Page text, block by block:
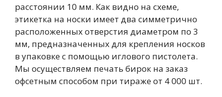
расстоянии 10 мм. Как видно на схеме,
этикетка на носки имеет два симметрично
расположенных отверстия диаметром по 3
мм, предназначенных для крепления носков
в упаковке с помощью иглового пистолета.
Мы осуществляем печать бирок на заказ
офсетным способом при тираже от 4 000 шт.